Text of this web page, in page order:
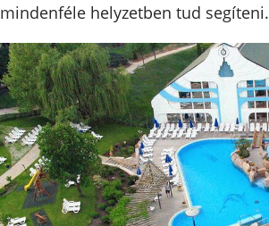
mindenféle helyzetben tud segíteni.